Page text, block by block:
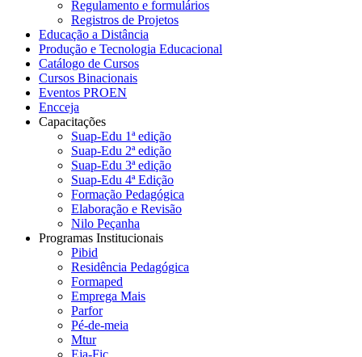
Regulamento e formulários
Registros de Projetos
Educação a Distância
Produção e Tecnologia Educacional
Catálogo de Cursos
Cursos Binacionais
Eventos PROEN
Encceja
Capacitações
Suap-Edu 1ª edição
Suap-Edu 2ª edição
Suap-Edu 3ª edição
Suap-Edu 4ª Edição
Formação Pedagógica
Elaboração e Revisão
Nilo Peçanha
Programas Institucionais
Pibid
Residência Pedagógica
Formaped
Emprega Mais
Parfor
Pé-de-meia
Mtur